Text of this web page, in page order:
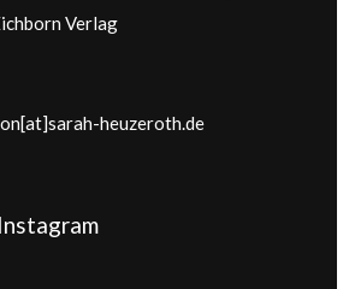
Verlag
heuzeroth.de